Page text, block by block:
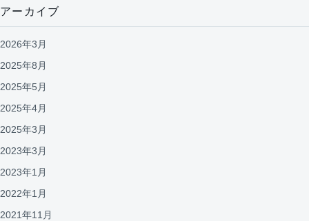
アーカイブ
2026年3月
2025年8月
2025年5月
2025年4月
2025年3月
2023年3月
2023年1月
2022年1月
2021年11月